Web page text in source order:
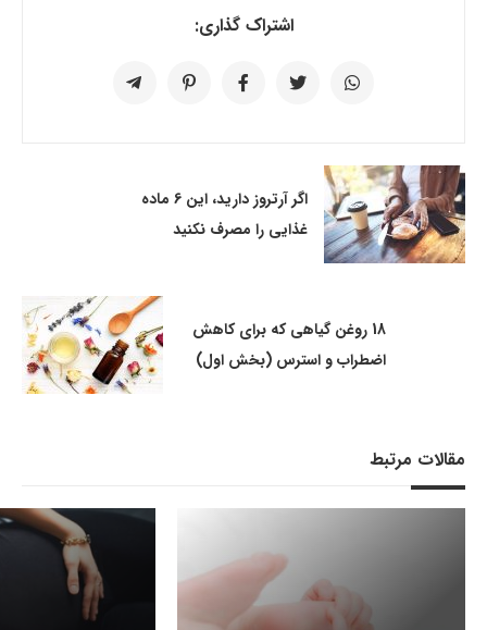
اشتراک گذاری:
اگر آرتروز دارید، این 6 ماده
غذایی را مصرف نکنید
18 روغن گیاهی که برای کاهش
اضطراب و استرس (بخش اول)
مقالات مرتبط